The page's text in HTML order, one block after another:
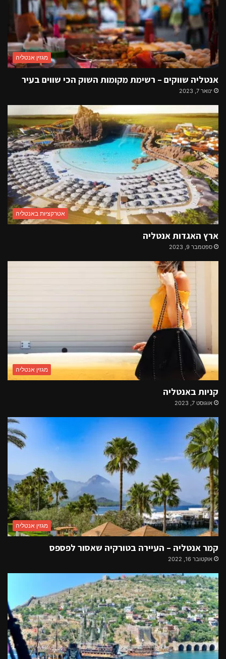
מגזין אנטליה
אנטליה שווקים – רשימת מקומות השוק הכי שווים בעיר
ינואר 7, 2023
אטרקציות באנטליה
ארץ האגדות אנטליה
ספטמבר 9, 2023
מגזין אנטליה
קניות באנטליה
אוגוסט 7, 2023
מגזין אנטליה
קמר אנטליה – העיירה בטורקיה שאסור לפספס
אוקטובר 16, 2022